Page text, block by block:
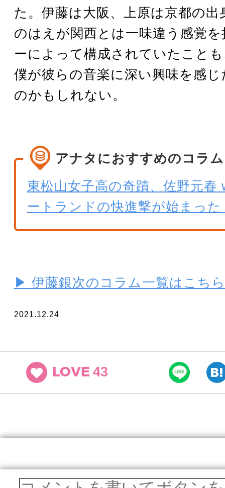
た。伊藤は大阪、上原は京都の出
のはえが関西とは一味違う感覚
ーによって構成されていたこと
僕が彼らの音楽に深い興味を感
のかもしれない。
アナタにおすすめのコラム
東松山女子高の奇蹟、佐野元春
ートランドの快進撃が始まった
▶ 伊藤銀次のコラム一覧はこち
2021.12.24
LOVE 43